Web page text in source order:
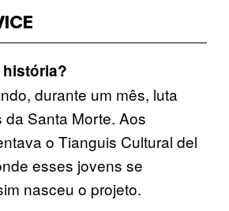
história?
durante um mês, luta
da Santa Morte. Aos
o Tianguis Cultural del
esses jovens se
nasceu o projeto.